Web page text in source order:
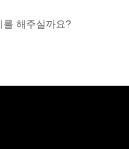
를 해주실까요?